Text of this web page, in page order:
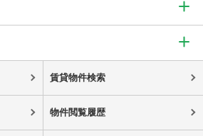
賃貸物件検索
物件閲覧履歴